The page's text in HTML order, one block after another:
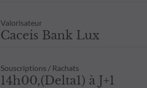
Valorisateur
Caceis Bank Lux
Souscriptions / Rachats
14h00,(Delta1) à J+1